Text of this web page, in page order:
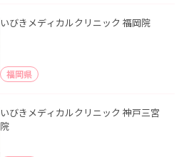
いびきメディカルクリニック 福岡院
福岡県
いびきメディカルクリニック 神戸三宮
院